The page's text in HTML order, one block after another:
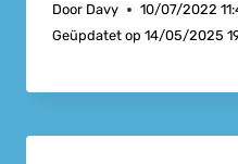
Door Davy
10/07/2022
Geüpdatet op 14/05/2025